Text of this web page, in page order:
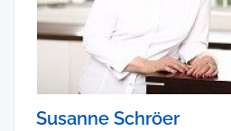
Susanne Schröer